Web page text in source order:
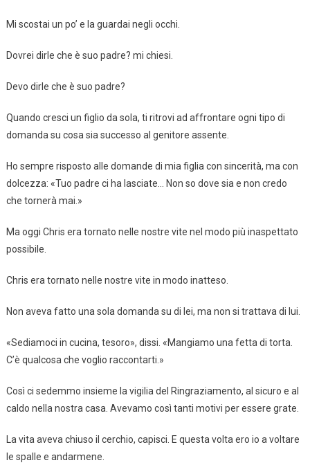
Mi scostai un po’ e la guardai negli occhi.
Dovrei dirle che è suo padre? mi chiesi.
Devo dirle che è suo padre?
Quando cresci un figlio da sola, ti ritrovi ad affrontare ogni tipo di
domanda su cosa sia successo al genitore assente.
Ho sempre risposto alle domande di mia figlia con sincerità, ma con
dolcezza: «Tuo padre ci ha lasciate… Non so dove sia e non credo
che tornerà mai.»
Ma oggi Chris era tornato nelle nostre vite nel modo più inaspettato
possibile.
Chris era tornato nelle nostre vite in modo inatteso.
Non aveva fatto una sola domanda su di lei, ma non si trattava di lui.
«Sediamoci in cucina, tesoro», dissi. «Mangiamo una fetta di torta.
C’è qualcosa che voglio raccontarti.»
Così ci sedemmo insieme la vigilia del Ringraziamento, al sicuro e al
caldo nella nostra casa. Avevamo così tanti motivi per essere grate.
La vita aveva chiuso il cerchio, capisci. E questa volta ero io a voltare
le spalle e andarmene.